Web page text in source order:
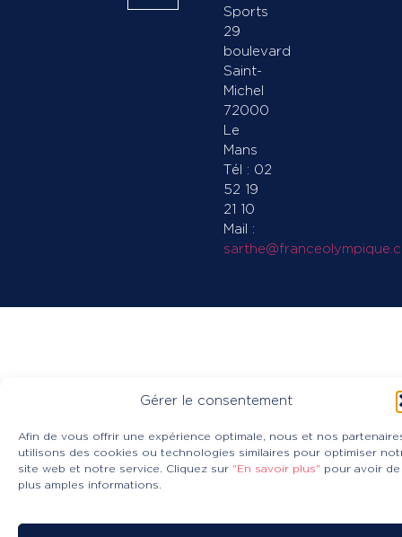
Gérer le consentement
Afin de vous offrir une expérience optimale, nous et nos
utilisons des cookies ou technologies similaires pour optimiser
site web et notre service. Cliquez sur "En savoir plus" pour avoir de
plus amples informations.
Sports
29
boulevard
Saint-
Michel
72000
Le
Mans
Tél : 02
52 19
21 10
Mail :